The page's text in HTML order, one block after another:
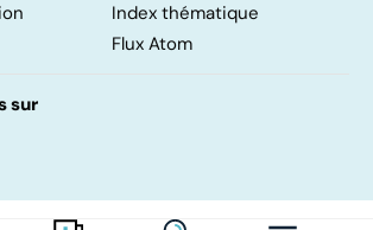
Index thématique
Flux Atom
sur